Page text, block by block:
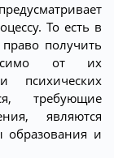
То есть в
получить
от их
психических
требующие
являются
образования и